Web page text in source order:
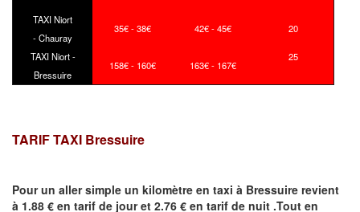
TAXI Niort
- Chauray
35€ - 38€ 42€ - 45€ 20
TAXI Niort -
Bressuire
158€ - 160€ 163€ - 167€
25
TARIF TAXI Bressuire
Pour un aller simple un kilomètre en taxi à Bressuire revient
à 1.88 € en tarif de jour et 2.76 € en tarif de nuit .Tout en